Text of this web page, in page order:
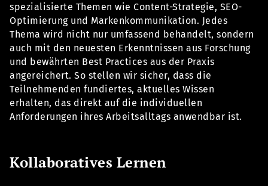
spezialisierte Themen wie Content-Strategie, SEO-
Optimierung und Markenkommunikation. Jedes
Thema wird nicht nur umfassend behandelt, sondern
auch mit den neuesten Erkenntnissen aus Forschung
und bewährten Best Practices aus der Praxis
angereichert. So stellen wir sicher, dass die
Teilnehmenden fundiertes, aktuelles Wissen
erhalten, das direkt auf die individuellen
Anforderungen ihres Arbeitsalltags anwendbar ist.
Kollaboratives Lernen